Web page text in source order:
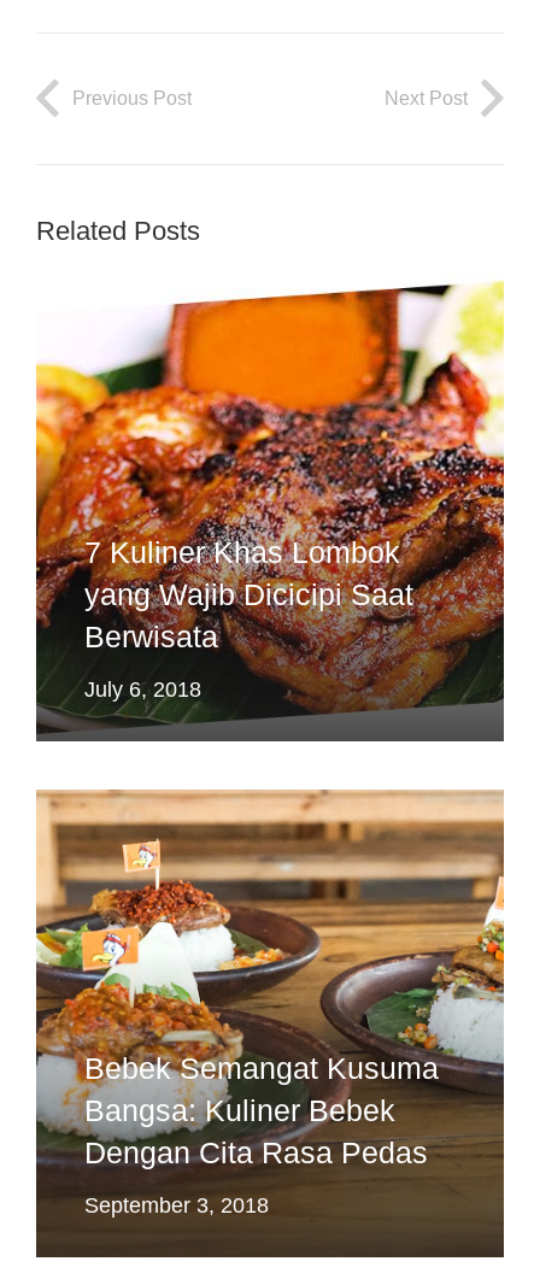
Previous Post Next Post
Related Posts
7 Kuliner Khas Lombok
yang Wajib Dicicipi Saat
Berwisata
July 6, 2018
Bebek Semangat Kusuma
Bangsa: Kuliner Bebek
Dengan Cita Rasa Pedas
September 3, 2018